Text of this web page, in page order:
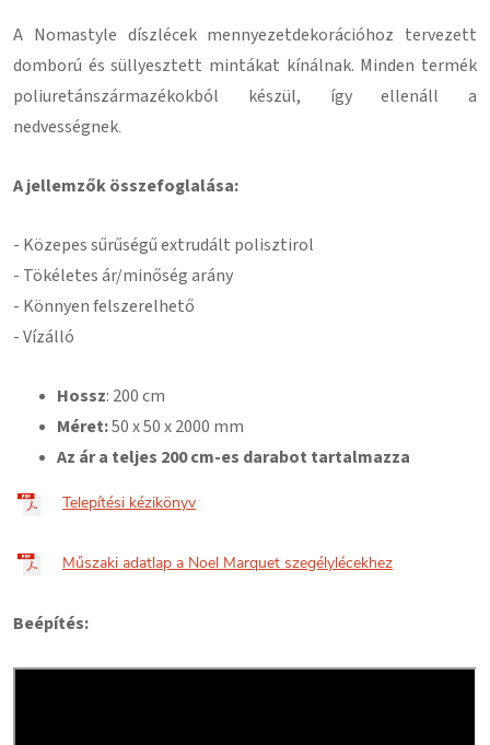
A Nomastyle díszlécek mennyezetdekorációhoz tervezett
domború és süllyesztett mintákat kínálnak. Minden termék
poliuretánszármazékokból készül, így ellenáll a
nedvességnek.
A jellemzők összefoglalása:
- Közepes sűrűségű extrudált polisztirol
- Tökéletes ár/minőség arány
- Könnyen felszerelhető
- Vízálló
Hossz: 200 cm
Méret:50x 50 x 2000 mm
Az ár a teljes 200 cm-es darabot tartalmazza
Telepítési kézikönyv
Műszaki adatlap a Noel Marquet szegélylécekhez
Beépítés: